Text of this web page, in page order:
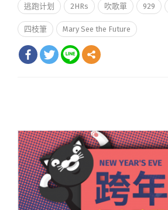
逃跑计划 2HRs 吹歌單 929
四枝筆 Mary See the Future